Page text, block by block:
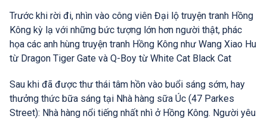
Trước khi rời đi, nhìn vào công viên Đại lộ truyện tranh Hồng
Kông kỳ lạ với những bức tượng lớn hơn người thật, phác
họa các anh hùng truyện tranh Hồng Kông như Wang Xiao Hu
từ Dragon Tiger Gate và Q-Boy từ White Cat Black Cat
Sau khi đã được thư thái tâm hồn vào buổi sáng sớm, hay
thưởng thức bữa sáng tại Nhà hàng sữa Úc (47 Parkes
Street): Nhà hàng nổi tiếng nhất nhì ở Hồng Kông. Người yêu